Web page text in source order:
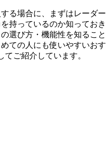
る場合に、まずはレーダー
持っているのか知っておき
選び方・機能性を知ること
ての人にも使いやすいおす
ご紹介しています。